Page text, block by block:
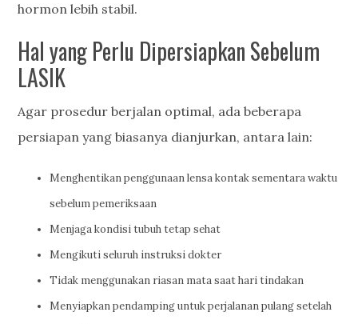
hormon lebih stabil.
Hal yang Perlu Dipersiapkan Sebelum
LASIK
Agar prosedur berjalan optimal, ada beberapa
persiapan yang biasanya dianjurkan, antara lain:
Menghentikan penggunaan lensa kontak sementara waktu
sebelum pemeriksaan
Menjaga kondisi tubuh tetap sehat
Mengikuti seluruh instruksi dokter
Tidak menggunakan riasan mata saat hari tindakan
Menyiapkan pendamping untuk perjalanan pulang setelah